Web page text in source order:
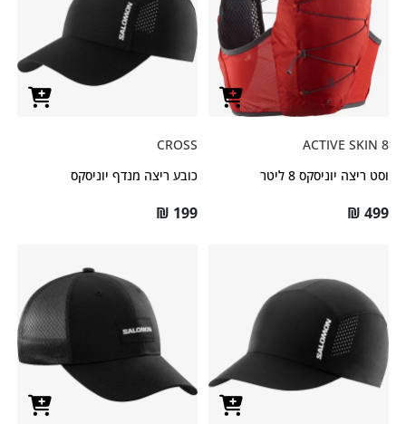
ACTIVE SKIN 8
וסט ריצה יוניסקס 8 ליטר
₪ 499
CROSS
כובע ריצה מנדף יוניסקס
₪ 199